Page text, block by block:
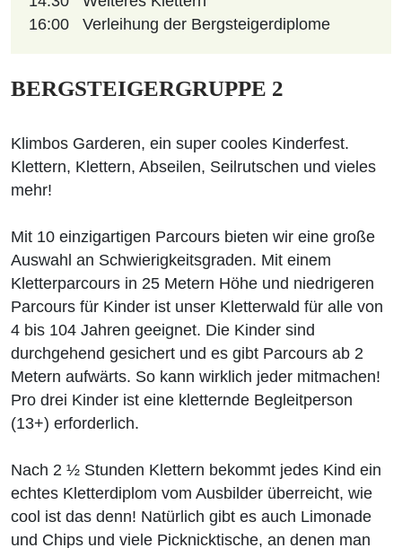
16:00
Verleihung der Bergsteigerdiplome
BERGSTEIGERGRUPPE 2
Klimbos Garderen, ein super cooles Kinderfest.
Klettern, Klettern, Abseilen, Seilrutschen und vieles
mehr!
Mit 10 einzigartigen Parcours bieten wir eine große
Auswahl an Schwierigkeitsgraden. Mit einem
Kletterparcours in 25 Metern Höhe und niedrigeren
Parcours für Kinder ist unser Kletterwald für alle von
4 bis 104 Jahren geeignet. Die Kinder sind
durchgehend gesichert und es gibt Parcours ab 2
Metern aufwärts. So kann wirklich jeder mitmachen!
Pro drei Kinder ist eine kletternde Begleitperson
(13+) erforderlich.
Nach 2 ½ Stunden Klettern bekommt jedes Kind ein
echtes Kletterdiplom vom Ausbilder überreicht, wie
cool ist das denn! Natürlich gibt es auch Limonade
und Chips und viele Picknicktische, an denen man